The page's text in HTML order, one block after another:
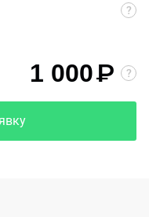
1 000₽